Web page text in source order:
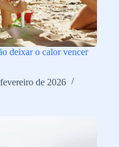
deixar o calor vencer
de 2026